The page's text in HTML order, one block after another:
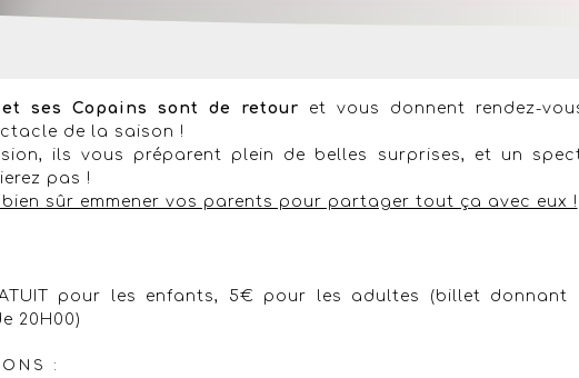
ses Copains sont de retour et vous donnent rendez-
de la saison !
ils vous préparent plein de belles surprises, et un
pas !
bien sûr emmener vos parents pour partager tout ça avec eux !
pour les enfants, 5€ pour les adultes (billet donnant
20H00)
: